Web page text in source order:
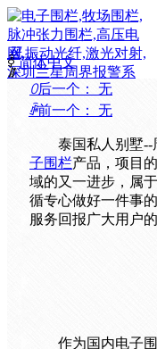
끀
ꁲ
首
界
产
品
解
ꀅ 简体中文
ꄲ后一个：
无
ꄴ前一个： 无
泰国私人别墅--
子围栏产品，项目
域的又一进步，属
循专心做好一件事
服务回报广大用户
作为国内电子围